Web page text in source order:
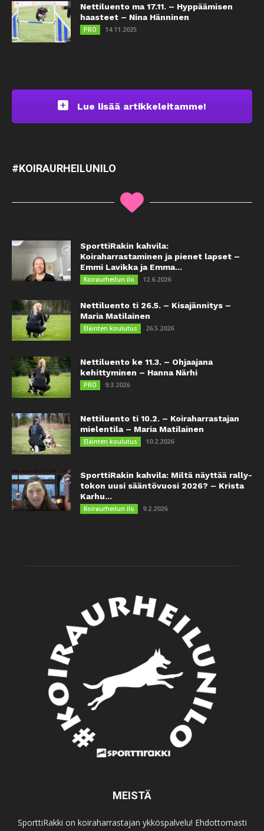
Nettiluento ma 17.11. – Hyppäämisen
haasteet – Nina Hänninen
PRO 14.11.2025
Lue lisää artikkeleitamme!
#KOIRAURHEILUNILO
SporttiRakin kahvila:
Koiraharrastaminen ja pienet lapset –
Emmi Lavikka ja Emma...
Koiraurheilun ilo 12.6.2026
Nettiluento ti 26.5. – Kisajännitys –
Maria Matilainen
Eläinten koulutus 26.5.2026
Nettiluento ke 11.3. – Ohjaajana
kehittyminen – Hanna Närhi
PRO 9.3.2026
Nettiluento ti 10.2. – Koiraharrastajan
mielentila – Maria Matilainen
Eläinten koulutus 10.2.2026
SporttiRakin kahvila: Miltä näyttää rally-
tokon uusi sääntövuosi 2026? – Krista
Karhu...
Koiraurheilun ilo 9.2.2026
MEISTÄ
SporttiRakki on koiraharrastajan ykköspalvelu! Ehdottomasti